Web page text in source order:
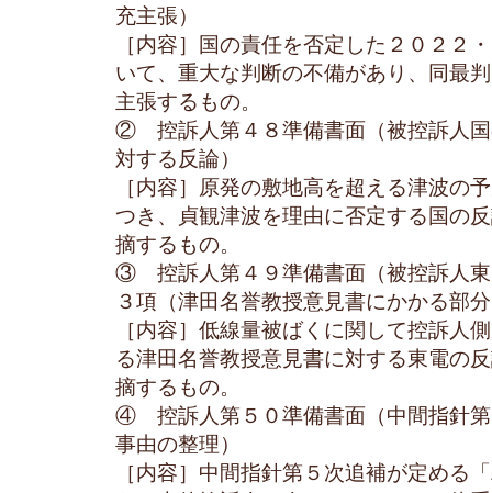
充主張）
［内容］国の責任を否定した２０２２
いて、重大な判断の不備があり、同最
主張するもの。
② 控訴人第４８準備書面（被控訴人国
対する反論）
［内容］原発の敷地高を超える津波の
つき、貞観津波を理由に否定する国の
摘するもの。
③ 控訴人第４９準備書面（被控訴人東
３項（津田名誉教授意見書にかかる部
［内容］低線量被ばくに関して控訴人
る津田名誉教授意見書に対する東電の
摘するもの。
④ 控訴人第５０準備書面（中間指針第
事由の整理）
［内容］中間指針第５次追補が定める